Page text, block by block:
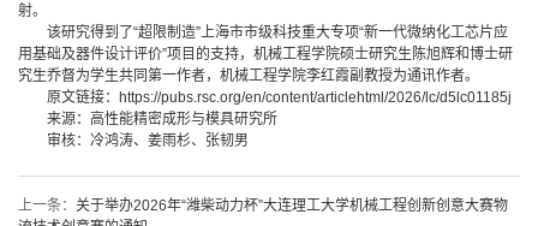
射。
该研究得到了“超限制造”上海市市级科技重大专项“新一代微纳化工芯片应
用基础及器件设计评价”项目的支持，机械工程学院硕士研究生陈旭辉和博士研
究生乔督为学生共同第一作者，机械工程学院李红霞副教授为通讯作者。
原文链接：
https://pubs.rsc.org/en/content/articlehtml/2026/lc/d5lc01185j
来源：高性能精密成形与模具研究所
审核：冷鸿涛、姜雨杉、张韧男
上一条： 关于举办2026年“潍柴动力杯”大连理工大学机械工程创新创意大赛物